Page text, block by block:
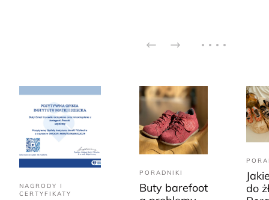
NAGRODY I
CERTYFIKATY
PORADNIKI
Buty barefoot
do